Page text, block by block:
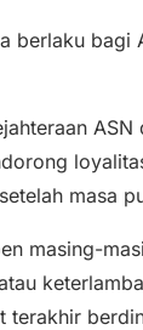
berlaku bagi
ASN
masa
masing-
terakhir